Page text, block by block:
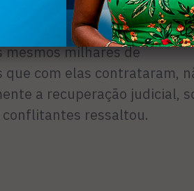
públicas destinadas
empresas requerentes
mesmos milhares de
com elas contrataram,
a recuperação judicial,
conflitantes ressaltou.